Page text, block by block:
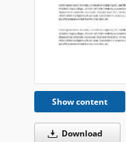
Show content
Download